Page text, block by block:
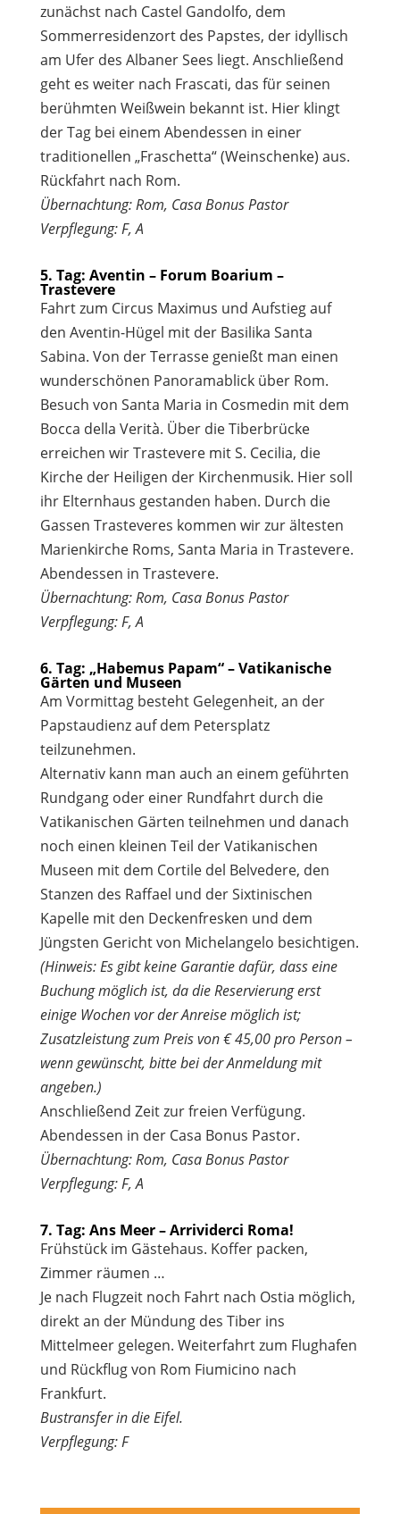
zunächst nach Castel Gandolfo, dem
Sommerresidenzort des Papstes, der idyllisch
am Ufer des Albaner Sees liegt. Anschließend
geht es weiter nach Frascati, das für seinen
berühmten Weißwein bekannt ist. Hier klingt
der Tag bei einem Abendessen in einer
traditionellen „Fraschetta“ (Weinschenke) aus.
Rückfahrt nach Rom.
Übernachtung: Rom, Casa Bonus Pastor
Verpflegung: F, A
5. Tag: Aventin – Forum Boarium –
Trastevere
Fahrt zum Circus Maximus und Aufstieg auf
den Aventin-Hügel mit der Basilika Santa
Sabina. Von der Terrasse genießt man einen
wunderschönen Panoramablick über Rom.
Besuch von Santa Maria in Cosmedin mit dem
Bocca della Verità. Über die Tiberbrücke
erreichen wir Trastevere mit S. Cecilia, die
Kirche der Heiligen der Kirchenmusik. Hier soll
ihr Elternhaus gestanden haben. Durch die
Gassen Trasteveres kommen wir zur ältesten
Marienkirche Roms, Santa Maria in Trastevere.
Abendessen in Trastevere.
Übernachtung: Rom, Casa Bonus Pastor
Verpflegung: F, A
6. Tag: „Habemus Papam“ – Vatikanische
Gärten und Museen
Am Vormittag besteht Gelegenheit, an der
Papstaudienz auf dem Petersplatz
teilzunehmen.
Alternativ kann man auch an einem geführten
Rundgang oder einer Rundfahrt durch die
Vatikanischen Gärten teilnehmen und danach
noch einen kleinen Teil der Vatikanischen
Museen mit dem Cortile del Belvedere, den
Stanzen des Raffael und der Sixtinischen
Kapelle mit den Deckenfresken und dem
Jüngsten Gericht von Michelangelo besichtigen.
(Hinweis: Es gibt keine Garantie dafür, dass eine
Buchung möglich ist, da die Reservierung erst
einige Wochen vor der Anreise möglich ist;
Zusatzleistung zum Preis von € 45,00 pro Person –
wenn gewünscht, bitte bei der Anmeldung mit
angeben.)
Anschließend Zeit zur freien Verfügung.
Abendessen in der Casa Bonus Pastor.
Übernachtung: Rom, Casa Bonus Pastor
Verpflegung: F, A
7. Tag: Ans Meer – Arrividerci Roma!
Frühstück im Gästehaus. Koffer packen,
Zimmer räumen …
Je nach Flugzeit noch Fahrt nach Ostia möglich,
direkt an der Mündung des Tiber ins
Mittelmeer gelegen. Weiterfahrt zum Flughafen
und Rückflug von Rom Fiumicino nach
Frankfurt.
Bustransfer in die Eifel.
Verpflegung: F